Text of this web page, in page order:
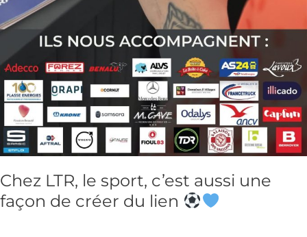
Chez LTR, le sport, c’est aussi une
façon de créer du lien